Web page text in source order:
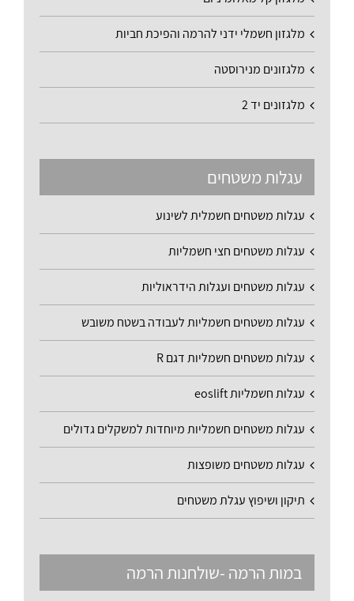
מלגזון חשמלי ידני להרמה והפיכת חביות
מלגזונים מנירוסטה
מלגזונים יד 2
עגלות משטחים
עגלות משטחים חשמלית לשינוע
עגלות משטחים חצי חשמליות
עגלות משטחים ועגלות הידראוליות
עגלות משטחים חשמליות לעבודה בשטח משובש
עגלות משטחים חשמליות דגם R
עגלות חשמליות eoslift
עגלות משטחים חשמליות מיוחדות למשקלים גדולים
עגלות משטחים משופצות
תיקון ושיפוץ עגלת משטחים
במות הרמה -שולחנות הרמה